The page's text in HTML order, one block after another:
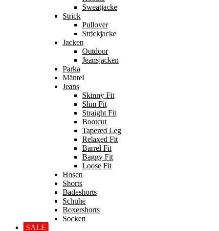
Sweatjacke
Strick
Pullover
Strickjacke
Jacken
Outdoor
Jeansjacken
Parka
Mäntel
Jeans
Skinny Fit
Slim Fit
Straight Fit
Bootcut
Tapered Leg
Relaxed Fit
Barrel Fit
Baggy Fit
Loose Fit
Hosen
Shorts
Badeshorts
Schuhe
Boxershorts
Socken
SALE